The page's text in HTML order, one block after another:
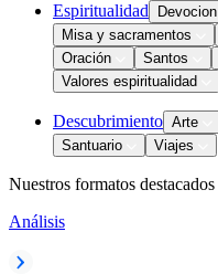
Espiritualidad Devocion
Misa y sacramentos
Oración
Santos
Valores espiritualidad
Descubrimiento Arte
Santuario
Viajes
Nuestros formatos destacados
Análisis